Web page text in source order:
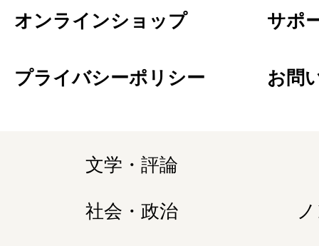
オンラインショップ サポ
プライバシーポリシー お問
文学・評論
社会・政治